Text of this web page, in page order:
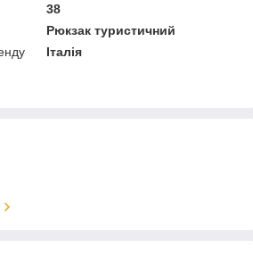
38
Рюкзак туристичний
Італія